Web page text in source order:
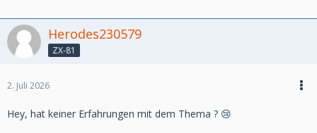
Herodes230579
ZX-81
2. Juli 2026
Hey, hat keiner Erfahrungen mit dem Thema ? 😢